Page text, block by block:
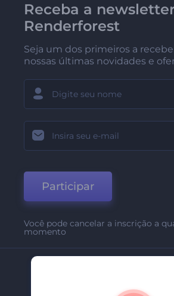
Receba a
Renderforest
Seja um dos primeiros a
nossas últimas novidades e
Participar
Você pode cancelar a inscrição a
momento
Sobre Nós